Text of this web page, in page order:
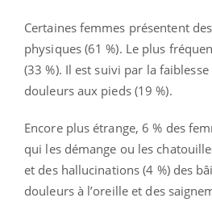
Certaines femmes présentent
physiques (61 %). Le plus
(33 %). Il est suivi par la
douleurs aux pieds (19 %).
Encore plus étrange, 6 % des
qui les démange ou les
et des hallucinations (4 %) des
douleurs à l’oreille et des